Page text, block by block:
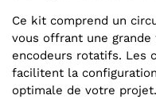
Ce kit comprend un
vous offrant une
encodeurs rotatifs. Les
facilitent la
optimale de votre